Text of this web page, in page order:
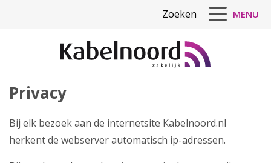
Informatie & Bestellen
Klantenservice
Referenties
MENU
Zoeken
Privacy
Bij elk bezoek aan de internetsite Kabelnoord.nl
herkent de webserver automatisch ip-adressen.